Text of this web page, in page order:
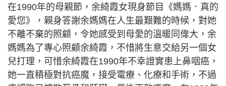
在1990年的母親節，余綺霞女現身節目《媽媽．真的
愛您》，親身答謝余媽媽在人生最艱難的時候，對她
不離不棄的照顧，令她感受到母愛的溫暖同偉大，余
媽媽為了專心照顧余綺霞，不惜將生意交給另一個女
兒打理，可惜余綺霞在1990年不幸證實患上鼻咽癌，
她一直積極對抗癌魔，接受電療、化療和手術，不過